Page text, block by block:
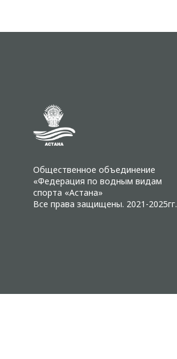
Общественное объединение
«Федерация по водным видам
спорта «Астана»
Все права защищены. 2021-2025гг.